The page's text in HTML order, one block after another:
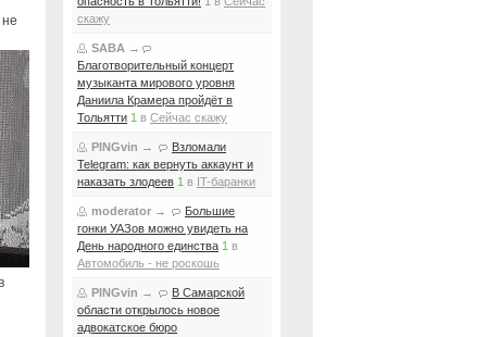
скажу
SABA →
Благотворительный концерт
музыканта мирового уровня
Даниила Крамера пройдёт в
Тольятти 1 в Сейчас скажу
PINGvin →
Взломали
Telegram: как вернуть аккаунт и
наказать злодеев 1 в IT-баранки
moderator →
Большие
гонки УАЗов можно увидеть на
День народного единства 1 в
Автомобиль - не роскошь
PINGvin →
В Самарской
области открылось новое
адвокатское бюро